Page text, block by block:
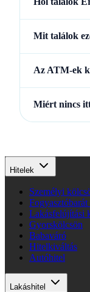
Mit találok
Az ATM-ek
Miért nincs
Hitelek
Személyi
Fogyasztóbarát
Lakásfelújítási
Gyorskölcsön
Babaváró
Hitelkiváltás
Autóhitel
Lakáshitel